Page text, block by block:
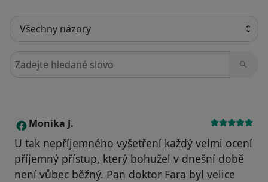
Hledejte v názorech
M Monika J.
U tak nepříjemného vyšetření každý velmi ocení
příjemný přístup, který bohužel v dnešní době
není vůbec běžný. Pan doktor Fara byl velice